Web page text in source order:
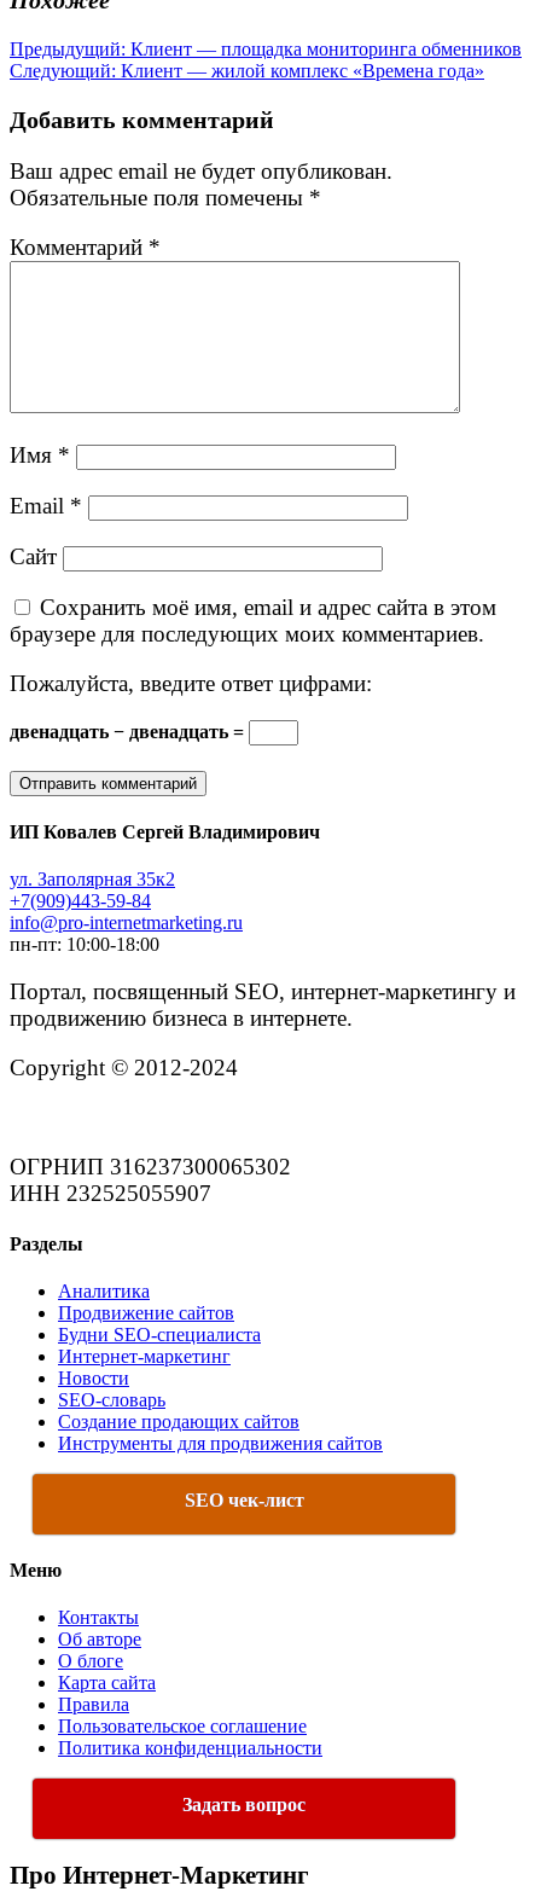
Навигация
по
записям
Предыдущий: Предыдущая
запись:
Клиент — площадка мониторинга обменников
Следующий: Следующая
Клиент — жилой комплекс «Времена года»
Добавить комментарий
Ваш адрес email не будет опубликован.
Обязательные поля помечены *
Комментарий *
Имя *
Email *
Сайт
Сохранить моё имя, email и адрес сайта в этом
браузере для последующих моих комментариев.
Пожалуйста, введите ответ цифрами:
двенадцать − двенадцать =
ИП Ковалев Сергей Владимирович
ул. Заполярная 35к2
+7(909)443-59-84
info@pro-internetmarketing.ru
пн-пт: 10:00-18:00
Портал, посвященный SEO, интернет-маркетингу и
продвижению бизнеса в интернете.
Copyright © 2012-2024
ОГРНИП 316237300065302
ИНН 232525055907
Разделы
Аналитика
Продвижение сайтов
Будни SEO-специалиста
Интернет-маркетинг
Новости
SEO-словарь
Создание продающих сайтов
Инструменты для продвижения сайтов
SEO чек-лист
Меню
Контакты
Об авторе
О блоге
Карта сайта
Правила
Пользовательское соглашение
Политика конфиденциальности
Задать вопрос
Про Интернет-Маркетинг